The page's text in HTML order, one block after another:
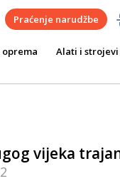
Praćenje narudžbe
Alati i strojevi
vijeka